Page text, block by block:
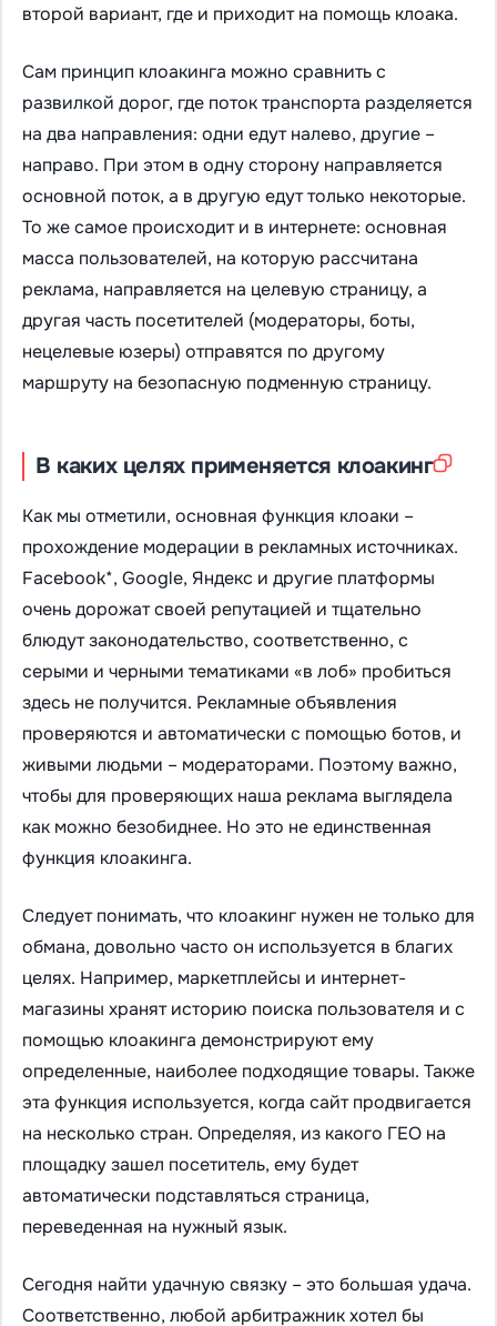
второй вариант, где и приходит на помощь клоака.
Сам принцип клоакинга можно сравнить с
развилкой дорог, где поток транспорта разделяется
на два направления: одни едут налево, другие –
направо. При этом в одну сторону направляется
основной поток, а в другую едут только некоторые.
То же самое происходит и в интернете: основная
масса пользователей, на которую рассчитана
реклама, направляется на целевую страницу, а
другая часть посетителей (модераторы, боты,
нецелевые юзеры) отправятся по другому
маршруту на безопасную подменную страницу.
В каких целях применяется клоакинг
Как мы отметили, основная функция клоаки –
прохождение модерации в рекламных источниках.
Facebook*, Google, Яндекс и другие платформы
очень дорожат своей репутацией и тщательно
блюдут законодательство, соответственно, с
серыми и черными тематиками «в лоб» пробиться
здесь не получится. Рекламные объявления
проверяются и автоматически с помощью ботов, и
живыми людьми – модераторами. Поэтому важно,
чтобы для проверяющих наша реклама выглядела
как можно безобиднее. Но это не единственная
функция клоакинга.
Следует понимать, что клоакинг нужен не только для
обмана, довольно часто он используется в благих
целях. Например, маркетплейсы и интернет-
магазины хранят историю поиска пользователя и с
помощью клоакинга демонстрируют ему
определенные, наиболее подходящие товары. Также
эта функция используется, когда сайт продвигается
на несколько стран. Определяя, из какого ГЕО на
площадку зашел посетитель, ему будет
автоматически подставляться страница,
переведенная на нужный язык.
Сегодня найти удачную связку – это большая удача.
Соответственно, любой арбитражник хотел бы